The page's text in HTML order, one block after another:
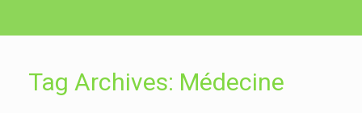
Tag Archives: Médecine